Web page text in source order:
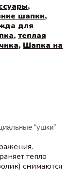
,
шапки,
для
, теплая
, Шапка на
“ушки”
тепло
снимаются